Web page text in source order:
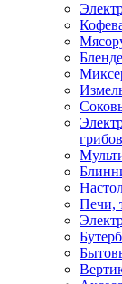
грибов
Печи,